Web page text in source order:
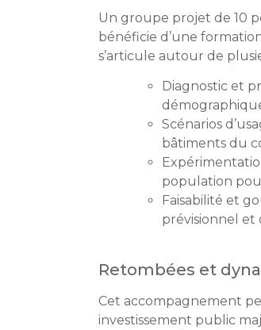
Un groupe projet de 10
bénéficie d’une
s’articule autour de
Diagnostic et
Scénarios
bâtiments du
population
Faisabilité et
prévisionnel
Retombées et
Cet accompagnement
investissement public